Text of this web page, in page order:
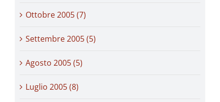
Ottobre 2005 (7)
Settembre 2005 (5)
Agosto 2005 (5)
Luglio 2005 (8)